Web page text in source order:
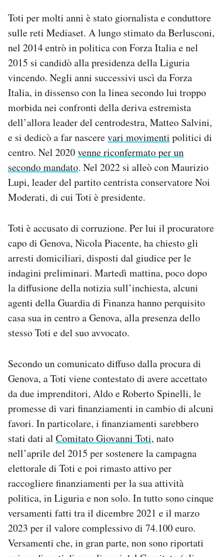
Toti per molti anni è stato giornalista e conduttore
sulle reti Mediaset. A lungo stimato da Berlusconi,
nel 2014 entrò in politica con Forza Italia e nel
2015 si candidò alla presidenza della Liguria
vincendo. Negli anni successivi uscì da Forza
Italia, in dissenso con la linea secondo lui troppo
morbida nei confronti della deriva estremista
dell’allora leader del centrodestra, Matteo Salvini,
e si dedicò a far nascerevari movimenti politici di
centro. Nel 2020venne riconfermato per un
secondo mandato. Nel 2022 si alleò con Maurizio
Lupi, leader del partito centrista conservatore Noi
Moderati, di cui Toti è presidente.
Toti è accusato di corruzione. Per lui il procuratore
capo di Genova, Nicola Piacente, ha chiesto gli
arresti domiciliari, disposti dal giudice per le
indagini preliminari. Martedì mattina, poco dopo
la diffusione della notizia sull’inchiesta, alcuni
agenti della Guardia di Finanza hanno perquisito
casa sua in centro a Genova, alla presenza dello
stesso Toti e del suo avvocato.
Secondo un comunicato diffuso dalla procura di
Genova, a Toti viene contestato di avere accettato
da due imprenditori, Aldo e Roberto Spinelli, le
promesse di vari finanziamenti in cambio di alcuni
favori. In particolare, i finanziamenti sarebbero
stati dati al Comitato Giovanni Toti, nato
nell’aprile del 2015 per sostenere la campagna
elettorale di Toti e poi rimasto attivo per
raccogliere finanziamenti per la sua attività
politica, in Liguria e non solo. In tutto sono cinque
versamenti fatti tra il dicembre 2021 e il marzo
2023 per il valore complessivo di 74.100 euro.
Versamenti che, in gran parte, non sono riportati